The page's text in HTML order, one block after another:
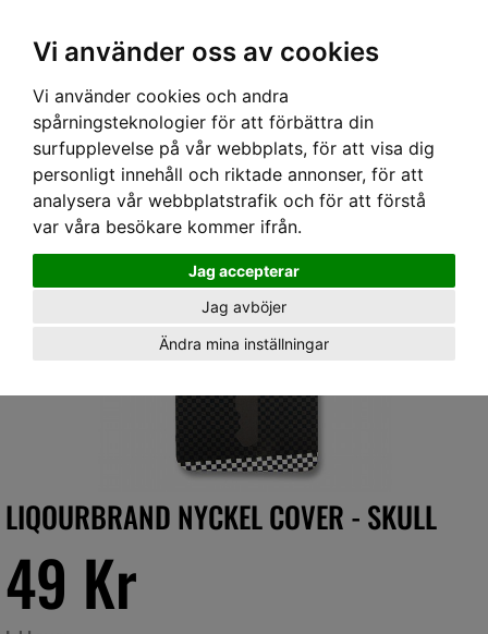
Vi använder oss av cookies
Vi använder cookies och andra
spårningsteknologier för att förbättra din
surfupplevelse på vår webbplats, för att visa dig
personligt innehåll och riktade annonser, för att
analysera vår webbplatstrafik och för att förstå
var våra besökare kommer ifrån.
Jag accepterar
Jag avböjer
Ändra mina inställningar
Hem› ACCESSOARER ›NYCKELRING & KEDJA› LIQOURBRAND NYCKEL COVER - SKULL
LIQOURBRAND NYCKEL COVER - SKULL
49 Kr